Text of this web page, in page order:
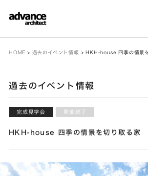
HOME > 過去のイベント情報 > HKH-house 四季の情景
過去のイベント情報
完成見学会 開催終了
HKH-house 四季の情景を切り取る家